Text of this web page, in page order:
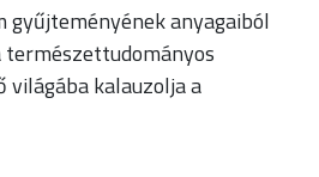
gyűjteményének anyagaiból
kalauzolja a